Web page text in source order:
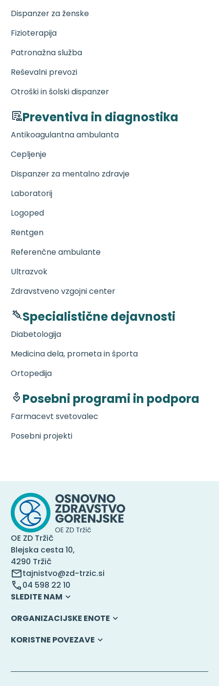
Dispanzer za ženske
Fizioterapija
Patronažna služba
Reševalni prevozi
Otroški in šolski dispanzer
Preventiva in diagnostika
Antikoagulantna ambulanta
Cepljenje
Dispanzer za mentalno zdravje
Laboratorij
Logoped
Rentgen
Referenčne ambulante
Ultrazvok
Zdravstveno vzgojni center
Specialistične dejavnosti
Diabetologija
Medicina dela, prometa in športa
Ortopedija
Posebni programi in podpora
Farmacevt svetovalec
Posebni projekti
OE ZD Tržič
Blejska cesta 10,
4290 Tržič
tajnistvo@zd-trzic.si
04 598 22 10
SLEDITE NAM
ORGANIZACIJSKE ENOTE
KORISTNE POVEZAVE